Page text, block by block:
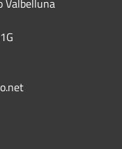
Valbelluna